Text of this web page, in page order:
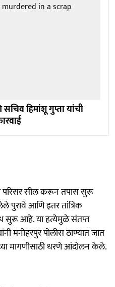
हिमांशू गुप्ता यांची
परिसर सील करून तपास सुरू
आणि इतर तांत्रिक
सुरू आहे. या हत्येमुळे संतप्त
मनोहरपुर पोलीस ठाण्यात जात
मागणीसाठी धरणे आंदोलन केले.